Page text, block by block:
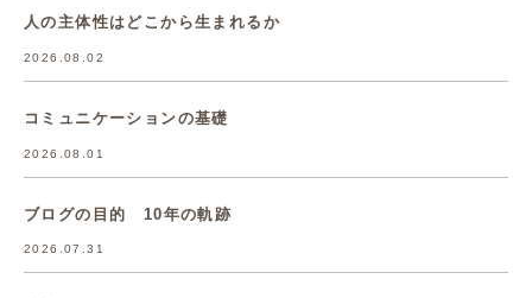
人の主体性はどこから生まれるか
2026.08.02
コミュニケーションの基礎
2026.08.01
ブログの目的 10年の軌跡
2026.07.31